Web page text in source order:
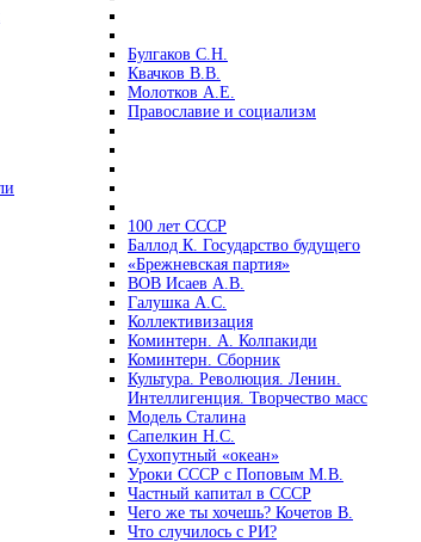
Булгаков С.Н.
Квачков В.В.
Молотков А.Е.
Православие и социализм
100 лет СССР
Баллод К. Государство будущего
«Брежневская партия»
ВОВ Исаев А.В.
Галушка А.С.
Коллективизация
Коминтерн. А. Колпакиди
Коминтерн. Сборник
Культура. Революция. Ленин.
Интеллигенция. Творчество масс
Модель Сталина
Сапелкин Н.С.
Сухопутный «океан»
Уроки СССР с Поповым М.В.
Частный капитал в СССР
Чего же ты хочешь? Кочетов В.
Что случилось с РИ?